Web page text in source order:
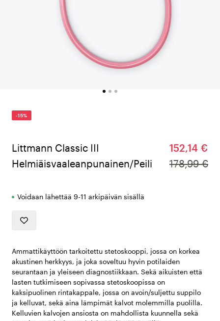
-15%
Littmann Classic III
Helmiäisvaaleanpunainen/Peili
152,14 €
178,99 €
Voidaan lähettää 9-11 arkipäivän sisällä
Ammattikäyttöön tarkoitettu stetoskooppi, jossa on korkea
akustinen herkkyys, ja joka soveltuu hyvin potilaiden
seurantaan ja yleiseen diagnostiikkaan. Sekä aikuisten että
lasten tutkimiseen sopivassa stetoskoopissa on
kaksipuolinen rintakappale, jossa on avoin/suljettu suppilo
ja kelluvat, sekä aina lämpimät kalvot molemmilla puolilla.
Kelluvien kalvojen ansiosta on mahdollista kuunnella sekä